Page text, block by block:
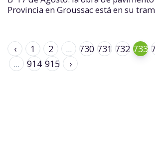
Provincia en Groussac está en su
‹ 1 2 ... 730 731 732 733
...
914 915 ›